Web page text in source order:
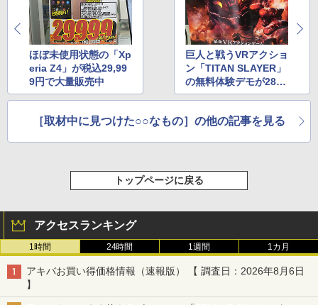
ほぼ未使用状態の「Xp
eria Z4」が税込29,99
9円で大量販売中
巨人と戦うVRアクショ
ン「TITAN SLAYER」
の無料体験デモが28日
から開始、ツクモ
［取材中に見つけた○○なもの］の他の記事を見る
トップページに戻る
アクセスランキング
1時間 24時間 1週間 1カ月
アキバお買い得価格情報（速報版） 【 調査日：2026年8月6日
】